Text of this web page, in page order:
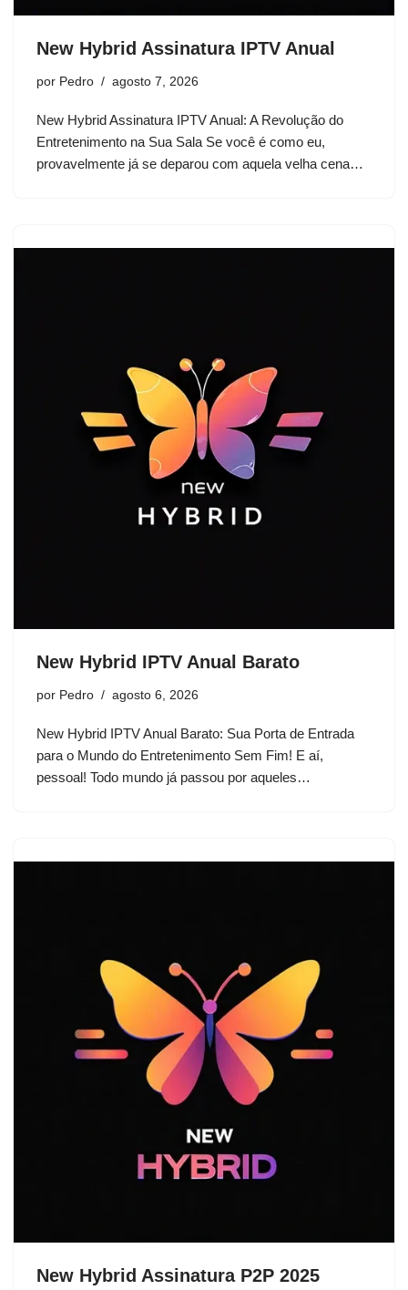
New Hybrid Assinatura IPTV Anual
por Pedro agosto 7, 2026
New Hybrid Assinatura IPTV Anual: A Revolução do
Entretenimento na Sua Sala Se você é como eu,
provavelmente já se deparou com aquela velha cena…
New Hybrid IPTV Anual Barato
por Pedro agosto 6, 2026
New Hybrid IPTV Anual Barato: Sua Porta de Entrada
para o Mundo do Entretenimento Sem Fim! E aí,
pessoal! Todo mundo já passou por aqueles…
New Hybrid Assinatura P2P 2025